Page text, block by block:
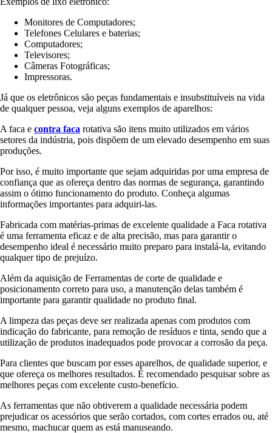
Monitores de Computadores;
Telefones Celulares e baterias;
Computadores;
Televisores;
Câmeras Fotográficas;
Impressoras.
Já que os eletrônicos são peças fundamentais e insubstituíveis na vida
de qualquer pessoa, veja alguns exemplos de aparelhos:
A faca e contra faca rotativa são itens muito utilizados em vários
setores da indústria, pois dispõem de um elevado desempenho em suas
produções.
Por isso, é muito importante que sejam adquiridas por uma empresa de
confiança que as ofereça dentro das normas de segurança, garantindo
assim o ótimo funcionamento do produto. Conheça algumas
informações importantes para adquiri-las.
Fabricada com matérias-primas de excelente qualidade a Faca rotativa
é uma ferramenta eficaz e de alta precisão, mas para garantir o
desempenho ideal é necessário muito preparo para instalá-la, evitando
qualquer tipo de prejuízo.
Além da aquisição de Ferramentas de corte de qualidade e
posicionamento correto para uso, a manutenção delas também é
importante para garantir qualidade no produto final.
A limpeza das peças deve ser realizada apenas com produtos com
indicação do fabricante, para remoção de resíduos e tinta, sendo que a
utilização de produtos inadequados pode provocar a corrosão da peça.
Para clientes que buscam por esses aparelhos, de qualidade superior, e
que ofereça os melhores resultados. É recomendado pesquisar sobre as
melhores peças com excelente custo-benefício.
As ferramentas que não obtiverem a qualidade necessária podem
prejudicar os acessórios que serão cortados, com cortes errados ou, até
mesmo, machucar quem as está manuseando.